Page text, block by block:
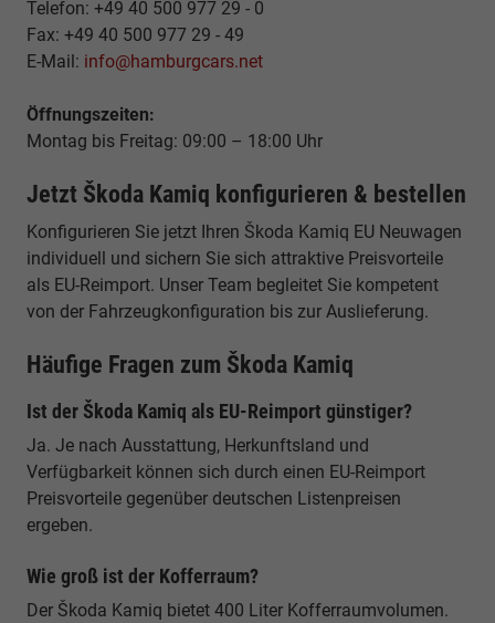
Telefon: +49 40 500 977 29 - 0
Fax: +49 40 500 977 29 - 49
E-Mail: info@hamburgcars.net
Öffnungszeiten:
Montag bis Freitag: 09:00 – 18:00 Uhr
Jetzt Škoda Kamiq konfigurieren & bestellen
Konfigurieren Sie jetzt Ihren Škoda Kamiq EU Neuwagen
individuell und sichern Sie sich attraktive Preisvorteile
als EU-Reimport. Unser Team begleitet Sie kompetent
von der Fahrzeugkonfiguration bis zur Auslieferung.
Häufige Fragen zum Škoda Kamiq
Ist der Škoda Kamiq als EU-Reimport günstiger?
Ja. Je nach Ausstattung, Herkunftsland und
Verfügbarkeit können sich durch einen EU-Reimport
Preisvorteile gegenüber deutschen Listenpreisen
ergeben.
Wie groß ist der Kofferraum?
Der Škoda Kamiq bietet 400 Liter Kofferraumvolumen.